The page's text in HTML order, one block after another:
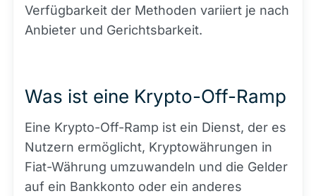
Verfügbarkeit der Methoden variiert je nach
Anbieter und Gerichtsbarkeit.
Was ist eine Krypto-Off-Ramp
Eine Krypto-Off-Ramp ist ein Dienst, der es
Nutzern ermöglicht, Kryptowährungen in
Fiat-Währung umzuwandeln und die Gelder
auf ein Bankkonto oder ein anderes